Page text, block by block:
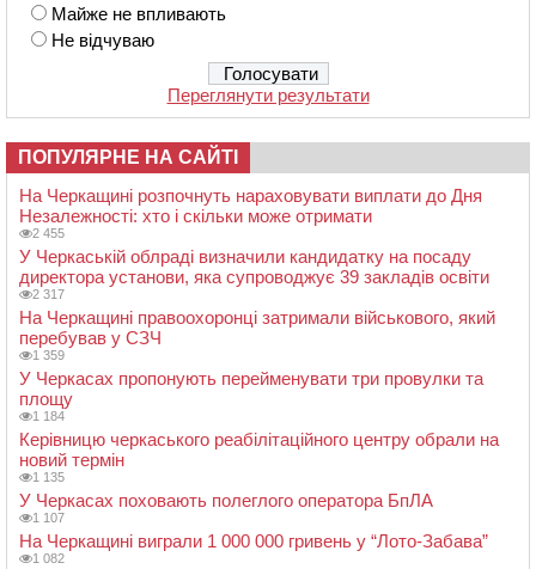
Майже не впливають
Не відчуваю
Переглянути результати
ПОПУЛЯРНЕ НА САЙТІ
На Черкащині розпочнуть нараховувати виплати до Дня
Незалежності: хто і скільки може отримати
2 455
У Черкаській облраді визначили кандидатку на посаду
директора установи, яка супроводжує 39 закладів освіти
2 317
На Черкащині правоохоронці затримали військового, який
перебував у СЗЧ
1 359
У Черкасах пропонують перейменувати три провулки та
площу
1 184
Керівницю черкаського реабілітаційного центру обрали на
новий термін
1 135
У Черкасах поховають полеглого оператора БпЛА
1 107
На Черкащині виграли 1 000 000 гривень у “Лото-Забава”
1 082